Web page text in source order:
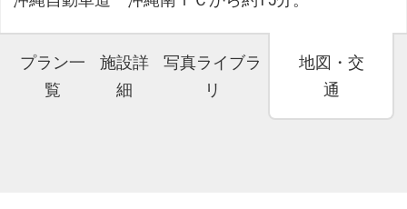
プラン一
覧
施設詳
細
写真ライブラ
リ
地図・交
通